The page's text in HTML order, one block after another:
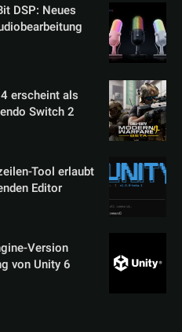
DSP: Neues
erscheint als
Switch 2
Tool erlaubt
Editor
Version
von Unity 6